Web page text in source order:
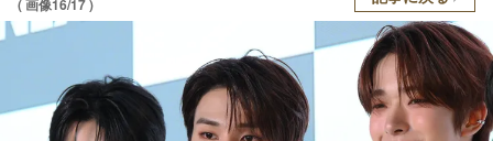
( 画像16/17 )